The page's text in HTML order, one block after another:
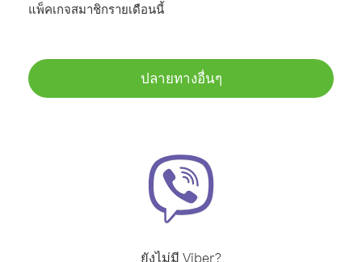
แพ็คเกจสมาชิกรายเดือนนี้
ปลายทางอื่นๆ
ยังไม่มี Viber?